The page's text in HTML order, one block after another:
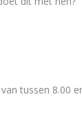
tussen 8.00